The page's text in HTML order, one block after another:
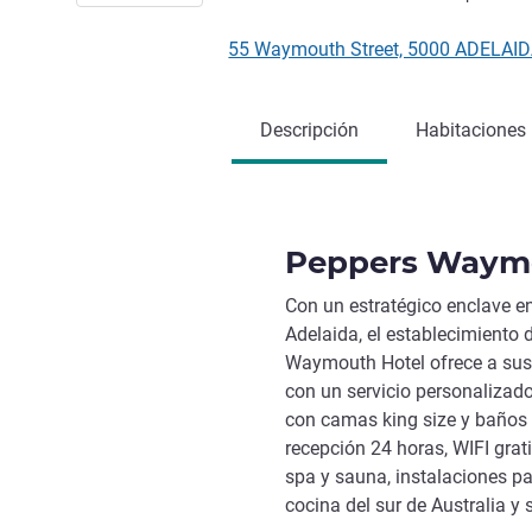
55 Waymouth Street, 5000
Descripción Habitaciones
Peppers
Con un estratégico enclave
Adelaida, el establecimiento
Waymouth Hotel ofrece a
con un servicio
con camas king size y
recepción 24 horas, WIFI
spa y sauna, instalaciones
cocina del sur de Australia y